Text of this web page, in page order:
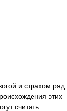
и страхом ряд
этих
считать